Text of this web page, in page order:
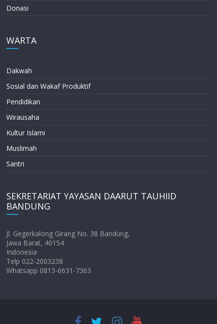
Donasi
WARTA
Dakwah
Sosial dan Wakaf Produktif
Pendidikan
Wirausaha
Kultur Islami
Muslimah
Santri
SEKRETARIAT YAYASAN DAARUT TAUHIID
BANDUNG
Jl. Gegerkalong Girang No. 38 Bandung,
Jawa Barat, 40154
Indonesia
Telp 022-2003238
Whatsapp 0813-6631-7363